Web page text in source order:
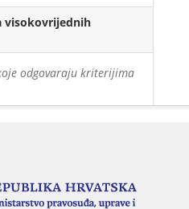
visokovrijednih
odgovaraju kriterijima